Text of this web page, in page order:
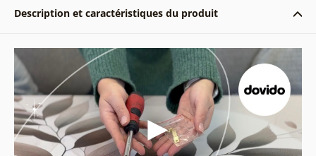
Description et caractéristiques du produit